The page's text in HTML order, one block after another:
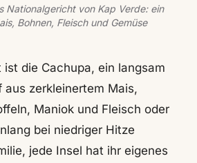
Nationalgericht von Kap Verde: ein
Bohnen, Fleisch und Gemüse
die Cachupa, ein langsam
aus zerkleinertem Mais,
Maniok und Fleisch oder
bei niedriger Hitze
jede Insel hat ihr eigenes